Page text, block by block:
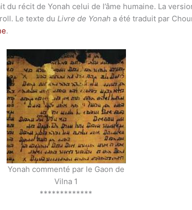
du récit de Yonah celui de l’âme humaine. La
Le texte duLivre de Yonah a été traduit par
.
Yonah commenté par le Gaon de
Vilna 1
*************